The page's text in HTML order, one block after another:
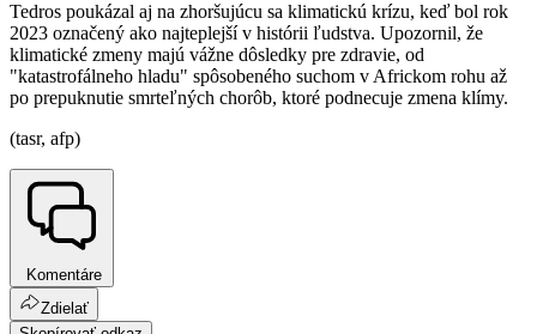
Tedros poukázal aj na zhoršujúcu sa klimatickú krízu, keď bol rok
2023 označený ako najteplejší v histórii ľudstva. Upozornil, že
klimatické zmeny majú vážne dôsledky pre zdravie, od
"katastrofálneho hladu" spôsobeného suchom v Africkom rohu až
po prepuknutie smrteľných chorôb, ktoré podnecuje zmena klímy.
(tasr, afp)
Komentáre
Zdielať